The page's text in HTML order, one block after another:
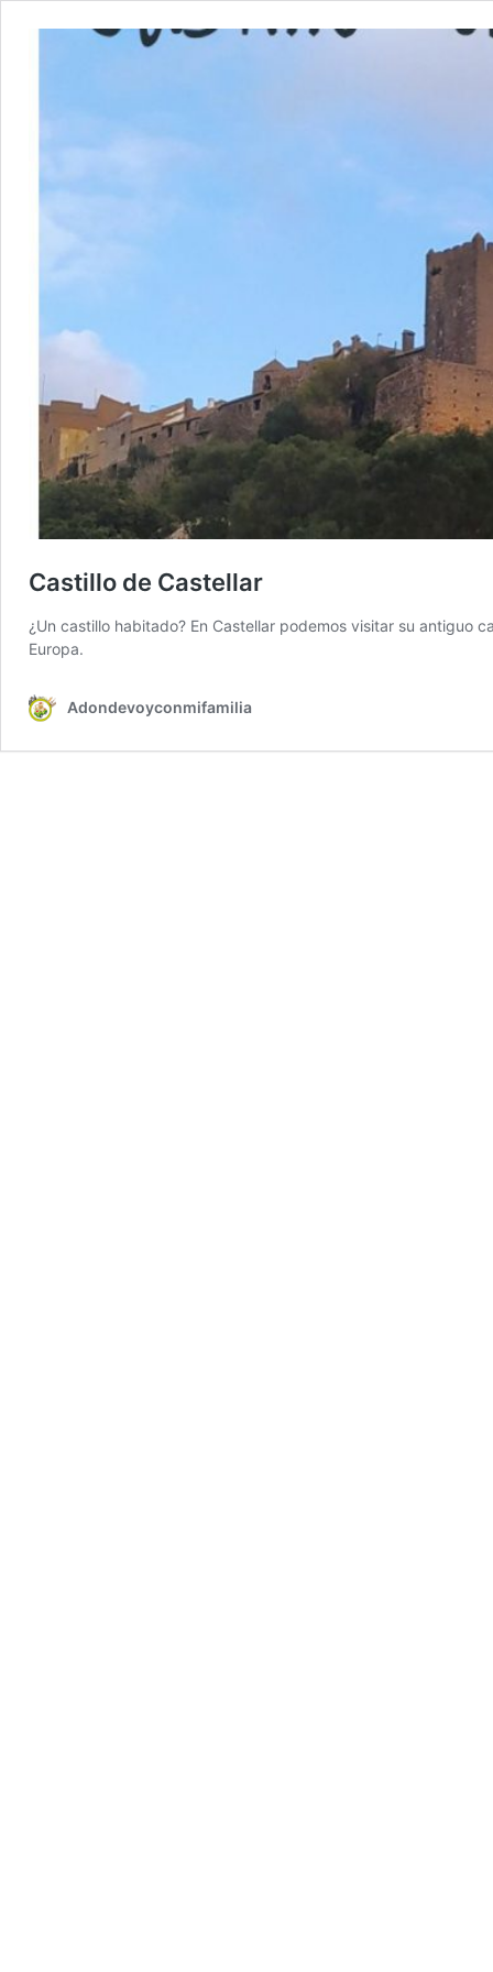
Castillo de Castellar
¿Un castillo habitado? En Castellar podemos visitar su antiguo
Europa.
Adondevoyconmifamilia